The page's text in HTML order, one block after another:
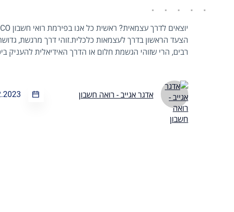
הצעד הראשון בדרך לעצמאות כלכלית.זוהי דרך מרגשת,
רבים, הרי שזוהי הגשמת חלום או הדרך האידיאלית להעניק
אדגר אגייב - רואה חשבון